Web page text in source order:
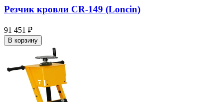
Резчик кровли CR-149 (Loncin)
91 451 ₽
В корзину